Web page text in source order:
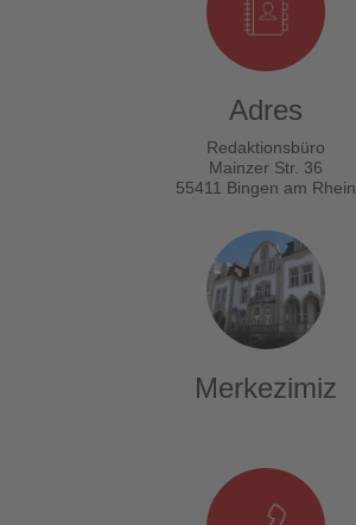
Adres
Redaktionsbüro
Mainzer Str. 36
55411 Bingen am Rhein
Merkezimiz